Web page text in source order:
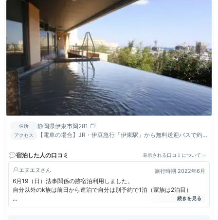
住所 静岡県伊東市岡281
アクセス
【電車の場合】JR・伊豆急行「伊東駅」から無料送迎バスで約5
宿泊した人の口コミ
表示される口コミについて
エヌエヌ 旅行時期 2022年6月
6月19（日）法事関係の跡宿泊利用しました。
自分以外のk族は前日から連泊で自分は別予約で1泊（家族は2泊目）
法事が終わり13時頃に到着